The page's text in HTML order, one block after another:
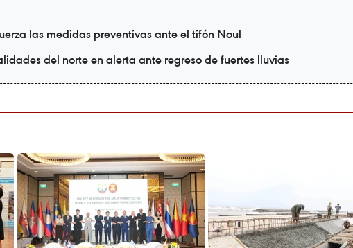
las medidas preventivas ante el tifón Noul
del norte en alerta ante regreso de fuertes lluvias